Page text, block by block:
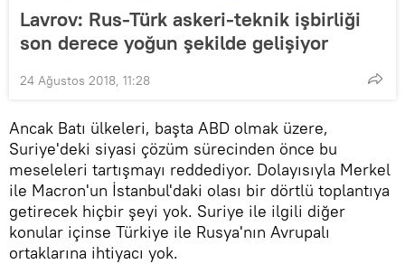
Lavrov: Rus-Türk askeri-teknik işbirliği
son derece yoğun şekilde gelişiyor
24 Ağustos 2018, 11:28
Ancak Batı ülkeleri, başta ABD olmak üzere,
Suriye'deki siyasi çözüm sürecinden önce bu
meseleleri tartışmayı reddediyor. Dolayısıyla Merkel
ile Macron'un İstanbul'daki olası bir dörtlü toplantıya
getirecek hiçbir şeyi yok. Suriye ile ilgili diğer
konular içinse Türkiye ile Rusya'nın Avrupalı
ortaklarına ihtiyacı yok.